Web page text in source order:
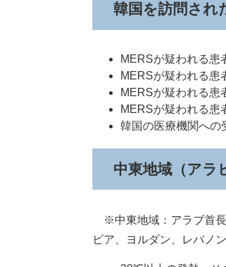
韓国を訪問され
MERSが疑われる患
MERSが疑われる患
MERSが疑われる患
MERSが疑われる患
韓国の医療機関への
中東地域（アラ
※中東地域：アラブ首長
ビア、ヨルダン、レバノ